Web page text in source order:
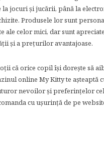
jocuri și jucării, până la
Produsele lor sunt
ale celor mici, dar sunt
și a prețurilor avantajoase.
că orice copil își dorește să
online My Kitty te așteaptă
nevoilor și preferințelor
cu ușurință de pe